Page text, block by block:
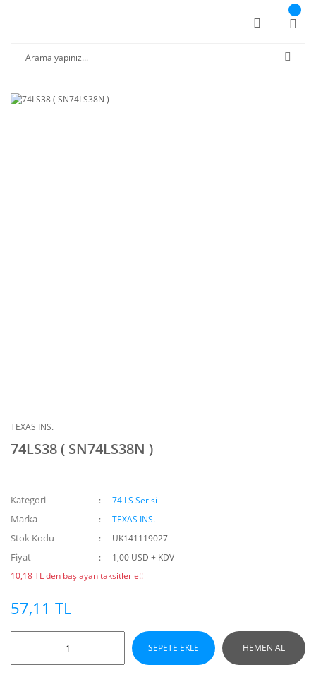
TEXAS INS.
74LS38 ( SN74LS38N )
Kategori 74 LS Serisi
Marka TEXAS INS.
Stok Kodu UK141119027
Fiyat
1,00 USD + KDV
10,18 TL den başlayan taksitlerle!!
57,11 TL
SEPETE EKLE HEMEN AL